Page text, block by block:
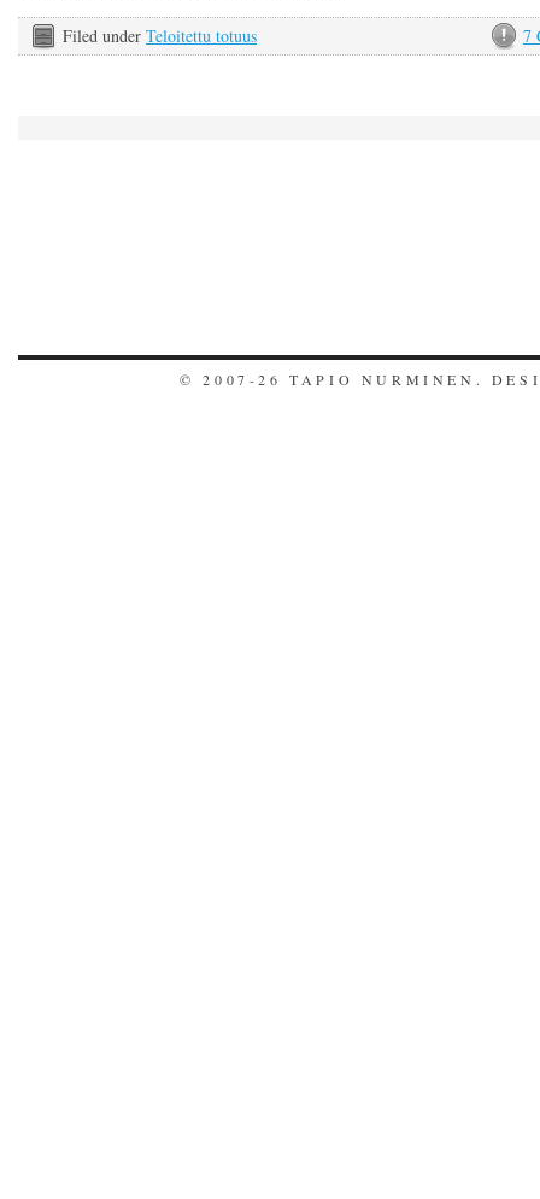
7
Filed under Teloitettu totuus
© 2007-26 TAPIO NURMINEN.